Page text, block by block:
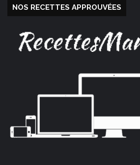
NOS RECETTES APPROUVÉES